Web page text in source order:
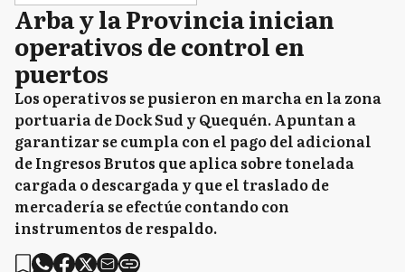
Arba y la Provincia inician
operativos de control en
puertos
Los operativos se pusieron en marcha en la zona
portuaria de Dock Sud y Quequén. Apuntan a
garantizar se cumpla con el pago del adicional
de Ingresos Brutos que aplica sobre tonelada
cargada o descargada y que el traslado de
mercadería se efectúe contando con
instrumentos de respaldo.